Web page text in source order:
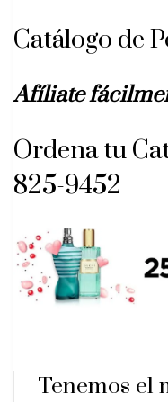
Catálogo de
Afíliate
Ordena tu
825-9452
Tenemos el